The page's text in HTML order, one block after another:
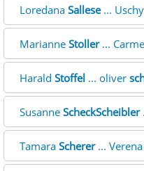
Loredana Sallese... Uschy
Marianne Stoller...
Harald Stoffel ... oliver
Susanne ScheckScheibler
Tamara Scherer... Verena